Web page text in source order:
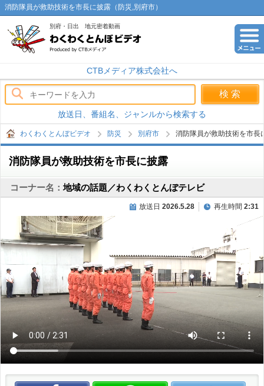
消防隊員が救助技術を市長に披露（防災,別府市）
別府・日出 地元密着動画
CTBメディア株式会社へ
放送日、番組名、ジャンルから検索する
わくわくとんぼビデオ 防災 別府市 消防隊員が救助技術を市長
消防隊員が救助技術を市長に披露
コーナー名：地域の話題／わくわくとんぼテレビ
放送日 2026.5.28 再生時間 2:31